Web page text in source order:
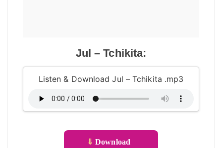
Jul – Tchikita:
Listen & Download Jul – Tchikita .mp3
⇓ Download